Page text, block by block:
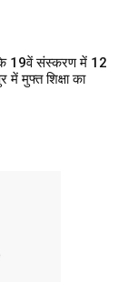
के 19वें संस्करण में 12
में मुफ्त शिक्षा का